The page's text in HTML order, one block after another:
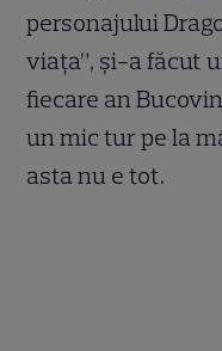
personajului
viaţa”, şi-a făcut
fiecare an
un mic tur pe la
asta nu e tot.